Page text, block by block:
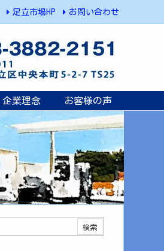
企業理念 お客様の声
足立市場HP お問い合わせ